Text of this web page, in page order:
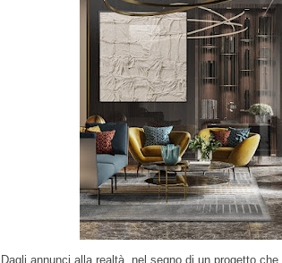
Dagli annunci alla realtà, nel segno di un progetto